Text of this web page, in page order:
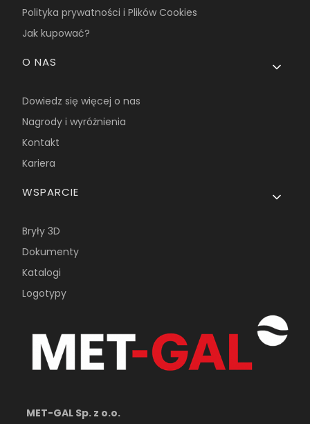
Polityka prywatności i Plików Cookies
Jak kupować?
O NAS
Dowiedz się więcej o nas
Nagrody i wyróżnienia
Kontakt
Kariera
WSPARCIE
Bryły 3D
Dokumenty
Katalogi
Logotypy
MET-GAL Sp. z o.o.